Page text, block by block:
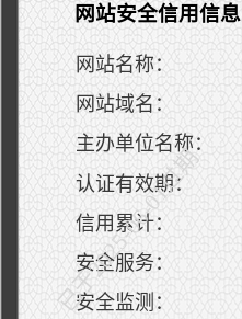
网站安全信用信息
网站名称：
网站域名：
主办单位名称：
认证有效期：
信用累计：
安全服务：
安全监测：
已于2025-06-01过期